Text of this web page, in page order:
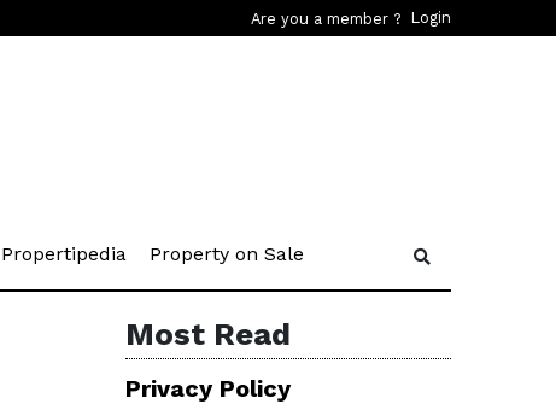
Are you a member ? Login
Propertipedia (current)
Property on Sale
Most Read
Privacy Policy